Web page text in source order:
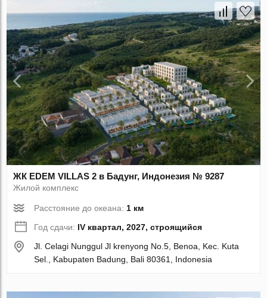
ЖК EDEM VILLAS 2 в Бадунг, Индонезия № 9287
Жилой комплекс
Расстояние до океана: 1 км
Год сдачи: IV квартал, 2027, строящийся
Jl. Celagi Nunggul Jl krenyong No.5, Benoa, Kec. Kuta
Sel., Kabupaten Badung, Bali 80361, Indonesia